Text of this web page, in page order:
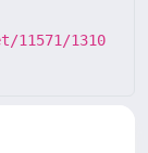
1310